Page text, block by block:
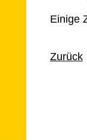
Einige
Zurück